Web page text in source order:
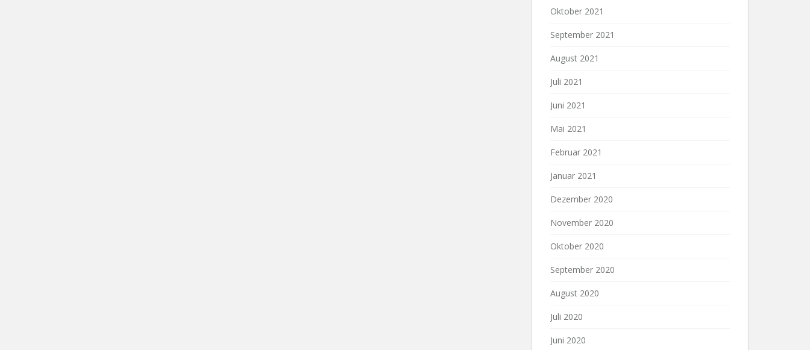
Oktober 2021
September 2021
August 2021
Juli 2021
Juni 2021
Mai 2021
Februar 2021
Januar 2021
Dezember 2020
November 2020
Oktober 2020
September 2020
August 2020
Juli 2020
Juni 2020